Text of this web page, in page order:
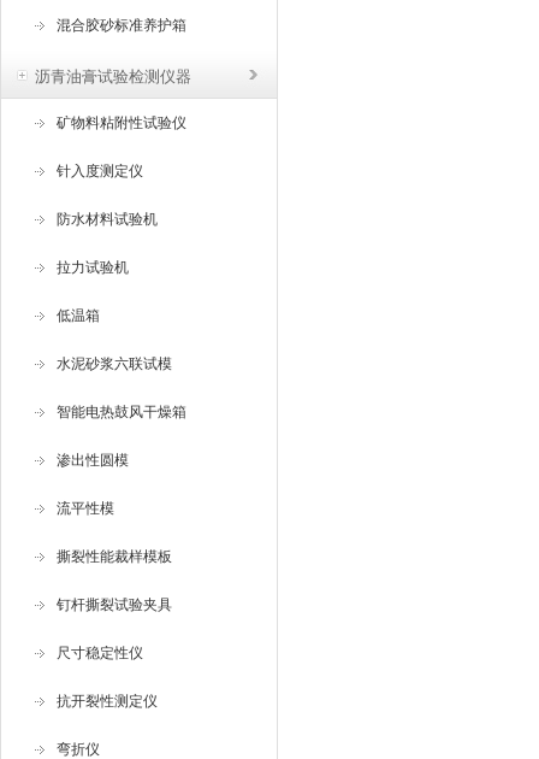
混合胶砂标准养护箱
沥青油膏试验检测仪器
矿物料粘附性试验仪
针入度测定仪
防水材料试验机
拉力试验机
低温箱
水泥砂浆六联试模
智能电热鼓风干燥箱
渗出性圆模
流平性模
撕裂性能裁样模板
钉杆撕裂试验夹具
尺寸稳定性仪
抗开裂性测定仪
弯折仪